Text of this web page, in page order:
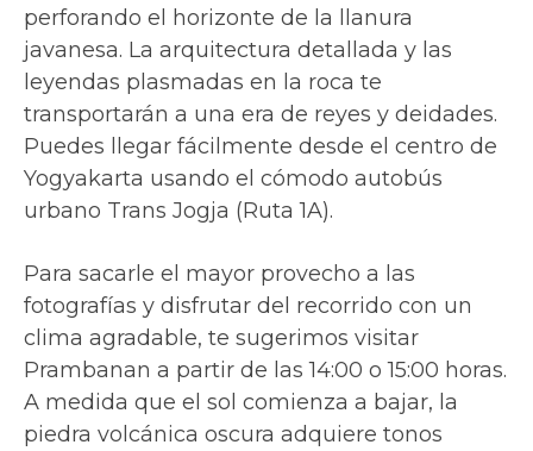
perforando el horizonte de la llanura
javanesa. La arquitectura detallada y las
leyendas plasmadas en la roca te
transportarán a una era de reyes y deidades.
Puedes llegar fácilmente desde el centro de
Yogyakarta usando el cómodo autobús
urbano Trans Jogja (Ruta 1A).
Para sacarle el mayor provecho a las
fotografías y disfrutar del recorrido con un
clima agradable, te sugerimos visitar
Prambanan a partir de las 14:00 o 15:00 horas.
A medida que el sol comienza a bajar, la
piedra volcánica oscura adquiere tonos